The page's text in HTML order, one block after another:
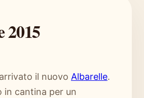
2015
il nuovo Albarelle.
in cantina per un